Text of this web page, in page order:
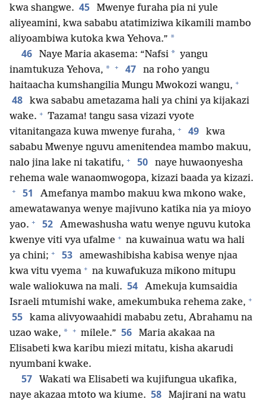
kwa shangwe. 45
Mwenye furaha pia ni yule
aliyeamini, kwa sababu atatimiziwa kikamili mambo
aliyoambiwa kutoka kwa Yehova.” *
46 Naye Maria akasema: “Nafsi * yangu
inamtukuza Yehova, * + 47
na roho yangu
haitaacha kumshangilia Mungu Mwokozi wangu, +
48
kwa sababu ametazama hali ya chini ya kijakazi
wake. + Tazama! tangu sasa vizazi vyote
vitanitangaza kuwa mwenye furaha, + 49
kwa
sababu Mwenye nguvu amenitendea mambo makuu,
nalo jina lake ni takatifu, + 50
naye huwaonyesha
rehema wale wanaomwogopa, kizazi baada ya kizazi.
+ 51
Amefanya mambo makuu kwa mkono wake,
amewatawanya wenye majivuno katika nia ya mioyo
yao. + 52
Amewashusha watu wenye nguvu kutoka
kwenye viti vya ufalme + na kuwainua watu wa hali
ya chini; + 53
amewashibisha kabisa wenye njaa
kwa vitu vyema + na kuwafukuza mikono mitupu
wale waliokuwa na mali. 54
Amekuja kumsaidia
Israeli mtumishi wake, amekumbuka rehema zake, +
55
kama alivyowaahidi mababu zetu, Abrahamu na
uzao wake, * + milele.” 56
Maria akakaa na
Elisabeti kwa karibu miezi mitatu, kisha akarudi
nyumbani kwake.
57
Wakati wa Elisabeti wa kujifungua ukafika,
naye akazaa mtoto wa kiume. 58
Majirani na watu